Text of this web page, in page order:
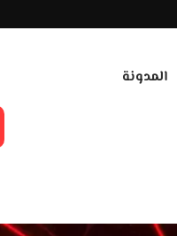
المدونة